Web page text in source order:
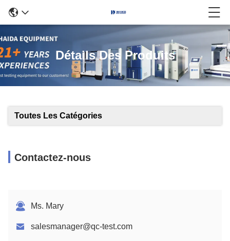
Détails Des Produits
Toutes Les Catégories
Contactez-nous
Ms. Mary
salesmanager@qc-test.com